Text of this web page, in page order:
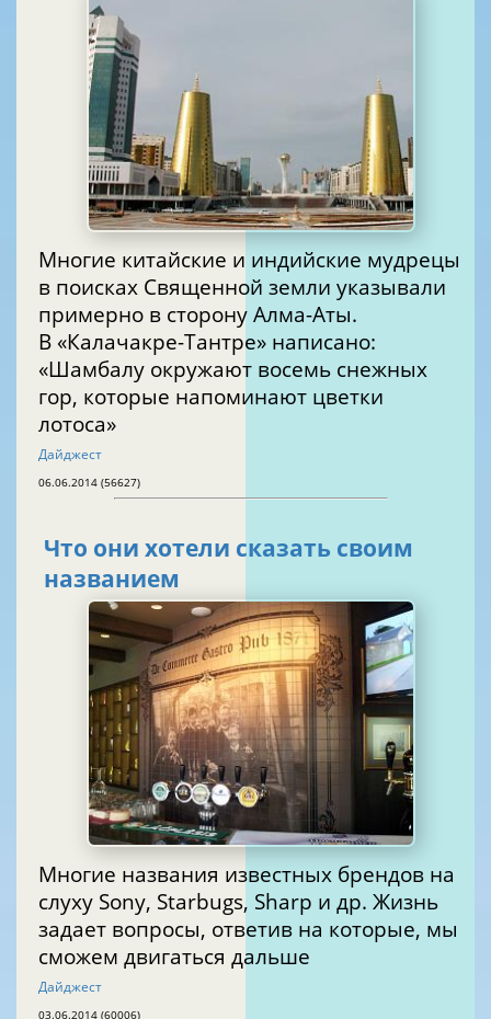
Многие китайские и индийские мудрецы
в поисках Священной земли указывали
примерно в сторону Алма-Аты.
В «Калачакре-Тантре» написано:
«Шамбалу окружают восемь снежных
гор, которые напоминают цветки
лотоса»
Дайджест
06.06.2014 (56627)
Что они хотели сказать своим
названием
Многие названия известных брендов на
слуху Sony, Starbugs, Sharp и др. Жизнь
задает вопросы, ответив на которые, мы
сможем двигаться дальше
Дайджест
03.06.2014 (60006)